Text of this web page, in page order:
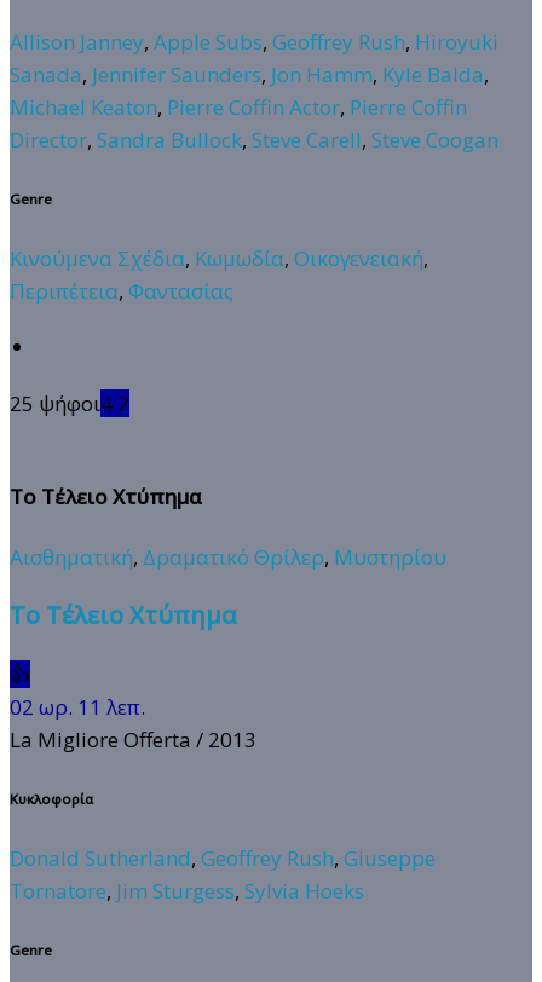
Allison Janney, Apple Subs, Geoffrey Rush, Hiroyuki
Sanada, Jennifer Saunders, Jon Hamm, Kyle Balda,
Michael Keaton, Pierre Coffin Actor, Pierre Coffin
Director, Sandra Bullock, Steve Carell, Steve Coogan
Genre
Κινούμενα Σχέδια, Κωμωδία, Οικογενειακή,
Περιπέτεια, Φαντασίας
25 ψήφοι4.2
Το Τέλειο Χτύπημα
Αισθηματική, Δραματικό Θρίλερ, Μυστηρίου
Το Τέλειο Χτύπημα
👍
02 ωρ. 11 λεπ.
La Migliore Offerta / 2013
Κυκλοφορία
Donald Sutherland, Geoffrey Rush, Giuseppe
Tornatore, Jim Sturgess, Sylvia Hoeks
Genre